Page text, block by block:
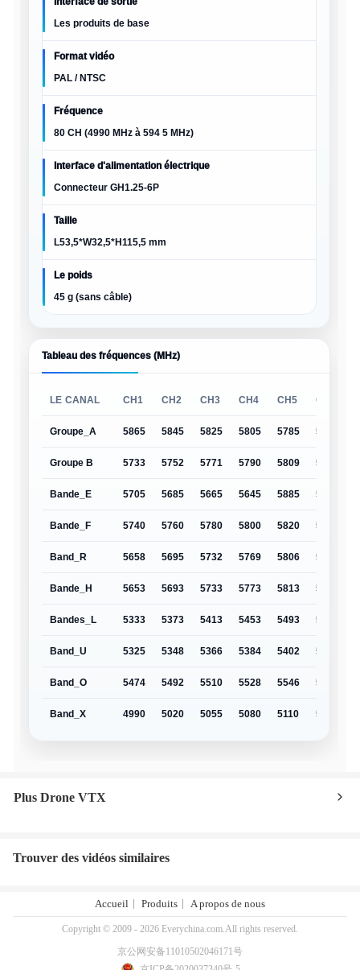
Les produits de base
Format vidéo
PAL / NTSC
Fréquence
80 CH (4990 MHz à 594 5 MHz)
Interface d'alimentation électrique
Connecteur GH1.25-6P
Taille
L53,5*W32,5*H115,5 mm
Le poids
45 g (sans câble)
Tableau des fréquences (MHz)
LE CANAL CH1 CH2 CH3 CH4 CH5 CH6
Groupe_A 5865 5845 5825 5805 5785 5765
Groupe B 5733 5752 5771 5790 5809 5828
Bande_E 5705 5685 5665 5645 5885 5905
Bande_F 5740 5760 5780 5800 5820 5840
Band_R 5658 5695 5732 5769 5806 5843
Bande_H 5653 5693 5733 5773 5813 5853
Bandes_L 5333 5373 5413 5453 5493 5533
Band_U 5325 5348 5366 5384 5402 5420
Band_O 5474 5492 5510 5528 5546 5564
Band_X 4990 5020 5055 5080 5110 5140
Plus Drone VTX
Trouver des vidéos similaires
Accueil Produits A propos de nous
Copyright © 2009 - 2026 Everychina.com.All rights reserved.
京公网安备11010502046171号